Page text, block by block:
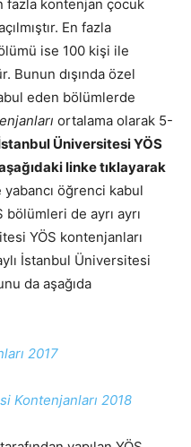
fazla kontenjan çocuk
En fazla
ise 100 kişi ile
Bunun dışında özel
eden bölümlerde
ortalama olarak 5-
Üniversitesi YÖS
linke tıklayarak
öğrenci kabul
bölümleri de ayrı ayrı
YÖS kontenjanları
İstanbul Üniversitesi
da aşağıda
2017
Kontenjanları 2018